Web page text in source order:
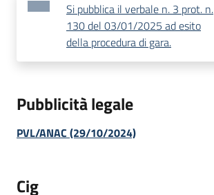
Si pubblica il verbale n. 3 prot. n.
130 del 03/01/2025 ad esito
della procedura di gara.
Pubblicità legale
PVL/ANAC (29/10/2024)
Cig